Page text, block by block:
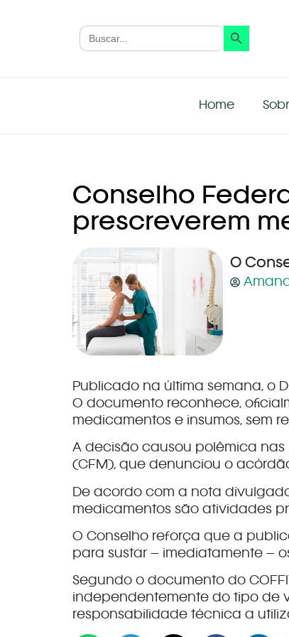
Search
for:
Search
Home
Conselho
prescreverem
O
Publicado na última semana, o
O documento reconhece,
medicamentos e insumos, sem
A decisão causou polêmica nas
(CFM), que denunciou o
De acordo com a nota
medicamentos são atividades
O Conselho reforça que a
para sustar – imediatamente –
Segundo o documento do
independentemente do tipo de
responsabilidade técnica a